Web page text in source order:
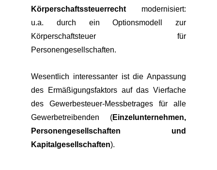
Körperschaftssteuerrecht modernisiert:
u.a. durch ein Optionsmodell zur
Körperschaftsteuer für
Personengesellschaften.
Wesentlich interessanter ist die Anpassung
des Ermäßigungsfaktors auf das Vierfache
des Gewerbesteuer-Messbetrages für alle
Gewerbetreibenden (Einzelunternehmen,
Personengesellschaften und
Kapitalgesellschaften).